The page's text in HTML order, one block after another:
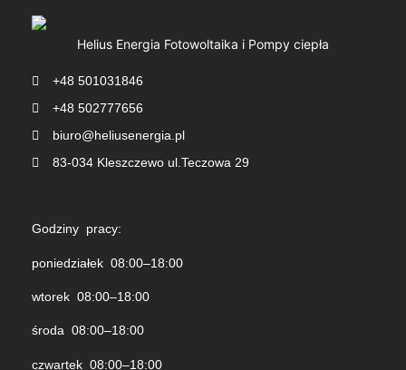
Helius Energia Fotowoltaika i Pompy ciepła
+48 501031846
+48 502777656
biuro@heliusenergia.pl
83-034 Kleszczewo ul.Teczowa 29
Godziny pracy:
poniedziałek 08:00–18:00
wtorek 08:00–18:00
środa 08:00–18:00
czwartek 08:00–18:00